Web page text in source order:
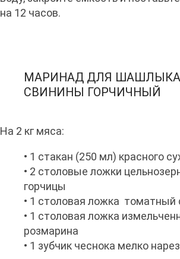
на 12 часов.
МАРИНАД ДЛЯ
СВИНИНЫ ГОРЧИЧНЫЙ
На 2 кг мяса:
• 1 стакан (250 мл) красного
• 2 столовые ложки
горчицы
• 1 столовая ложка томатный
• 1 столовая ложка
розмарина
• 1 зубчик чеснока мелко